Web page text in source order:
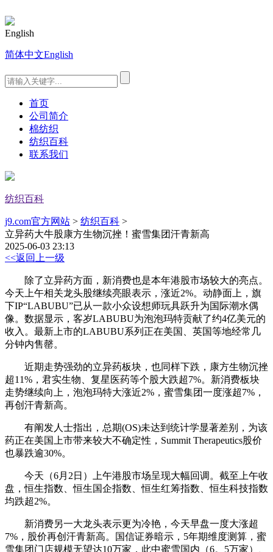
English
简体中文English
首页
公司简介
棉纺织
纺织百科
联系我们
纺织百科
j9.com官方网站 > 纺织百科 >
立异药大牛股康方生物沉挫！蜜雪集团汗青新高
2025-06-03 23:13
<<返回上一级
除了立异药方面，新消费也是本年港股市场较大的亮点。
今天上午相关龙头股继续亮眼表示，涨近2%。动静面上，旗
下IP“LABUBU”已从一款小众设想师玩具跃升为国际潮水偶
像。数据显示，客岁LABUBU为泡泡玛特贡献了约4亿美元的
收入。最新上市的LABUBU系列正在美国、英国等地经常几
分钟内售罄。
近期走势强劲的立异药板块，也同样下跌，康方生物沉挫
超11%，君实生物、复星医药等个股大跌超7%。新消费板块
走势继续向上，泡泡玛特大涨近2%，蜜雪集团一度涨超7%，
再创汗青新高。
有阐发人士指出，总期(OS)未达到统计学显著差别，为该
药正在美国上市带来较大不确定性，Summit Therapeutics股价
也暴跌逾30%。
今天（6月2日）上午港股市场呈现大幅回调。截至上午收
盘，恒生指数、恒生国企指数、恒生红筹指数、恒生科技指数
均跌超2%。
新消费另一大龙头表示更为冷艳，今天早盘一度大涨超
7%，股价再创汗青新高。国信证券暗示，5年期维度测算，蜜
雪集团门店规模无望达10万家，此中蜜雪国内（6。5万家）、